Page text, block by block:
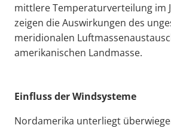
mittlere Temperaturverteilung im
zeigen die Auswirkungen des
meridionalen
amerikanischen Landmasse.
Einfluss der Windsysteme
Nordamerika unterliegt